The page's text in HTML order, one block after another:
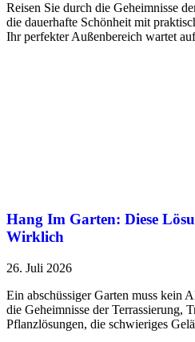
Reisen Sie durch die Geheimnisse
die dauerhafte Schönheit mit
Ihr perfekter Außenbereich wartet
Hang Im Garten: Diese
Wirklich
26. Juli 2026
Ein abschüssiger Garten muss kein
die Geheimnisse der Terrassierung,
Pflanzlösungen, die schwieriges